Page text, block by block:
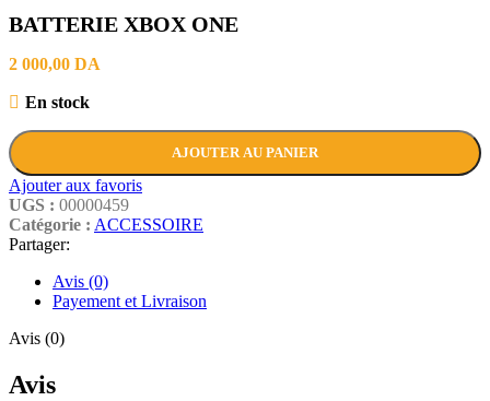
BATTERIE XBOX ONE
2 000,00 DA
En stock
AJOUTER AU PANIER
Ajouter aux favoris
UGS : 00000459
Catégorie : ACCESSOIRE
Partager:
Avis (0)
Payement et Livraison
Avis (0)
Avis